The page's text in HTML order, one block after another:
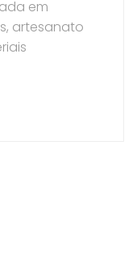
em
artesanato